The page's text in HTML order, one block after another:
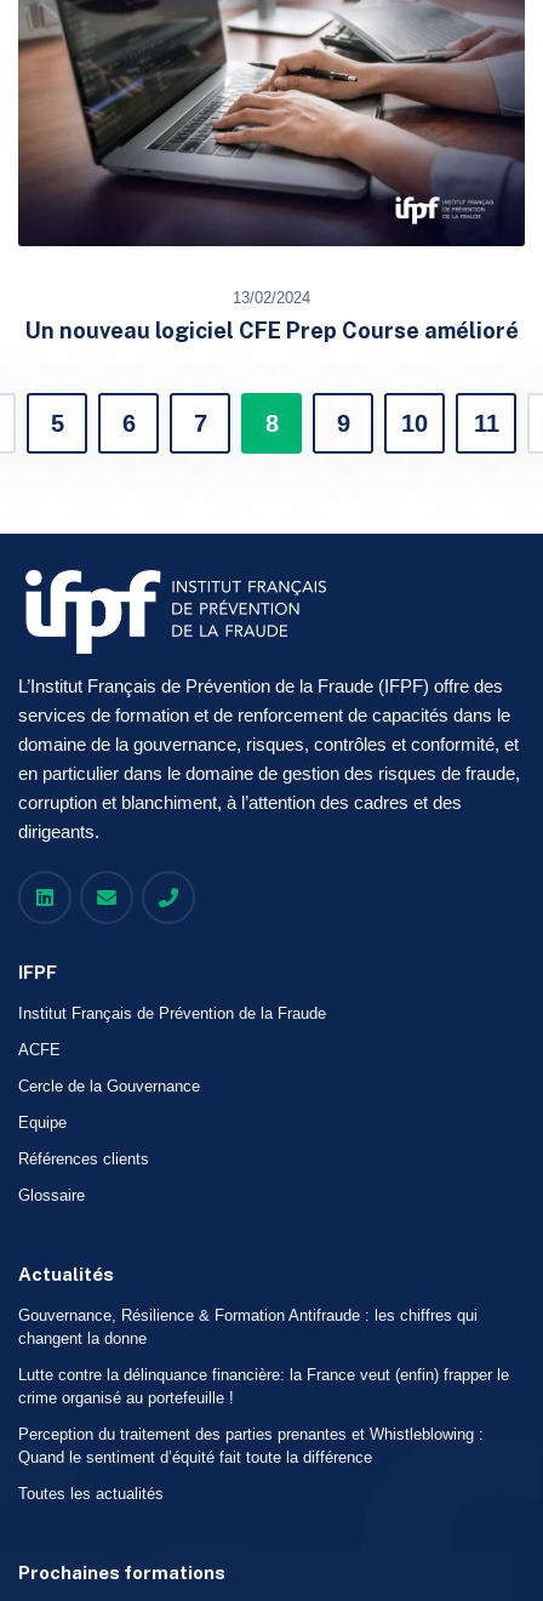
13/02/2024
Un nouveau logiciel CFE Prep Course amélioré
5 6 7 8 9 10 11
L’Institut Français de Prévention de la Fraude (IFPF) offre des
services de formation et de renforcement de capacités dans le
domaine de la gouvernance, risques, contrôles et conformité, et
en particulier dans le domaine de gestion des risques de fraude,
corruption et blanchiment, à l’attention des cadres et des
dirigeants.
IFPF
Institut Français de Prévention de la Fraude
ACFE
Cercle de la Gouvernance
Equipe
Références clients
Glossaire
Actualités
Gouvernance, Résilience & Formation Antifraude : les chiffres qui
changent la donne
Lutte contre la délinquance financière: la France veut (enfin) frapper le
crime organisé au portefeuille !
Perception du traitement des parties prenantes et Whistleblowing :
Quand le sentiment d’équité fait toute la différence
Toutes les actualités
Prochaines formations